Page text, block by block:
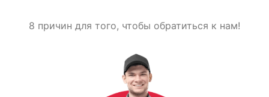
8 причин для того, чтобы обратиться к нам!